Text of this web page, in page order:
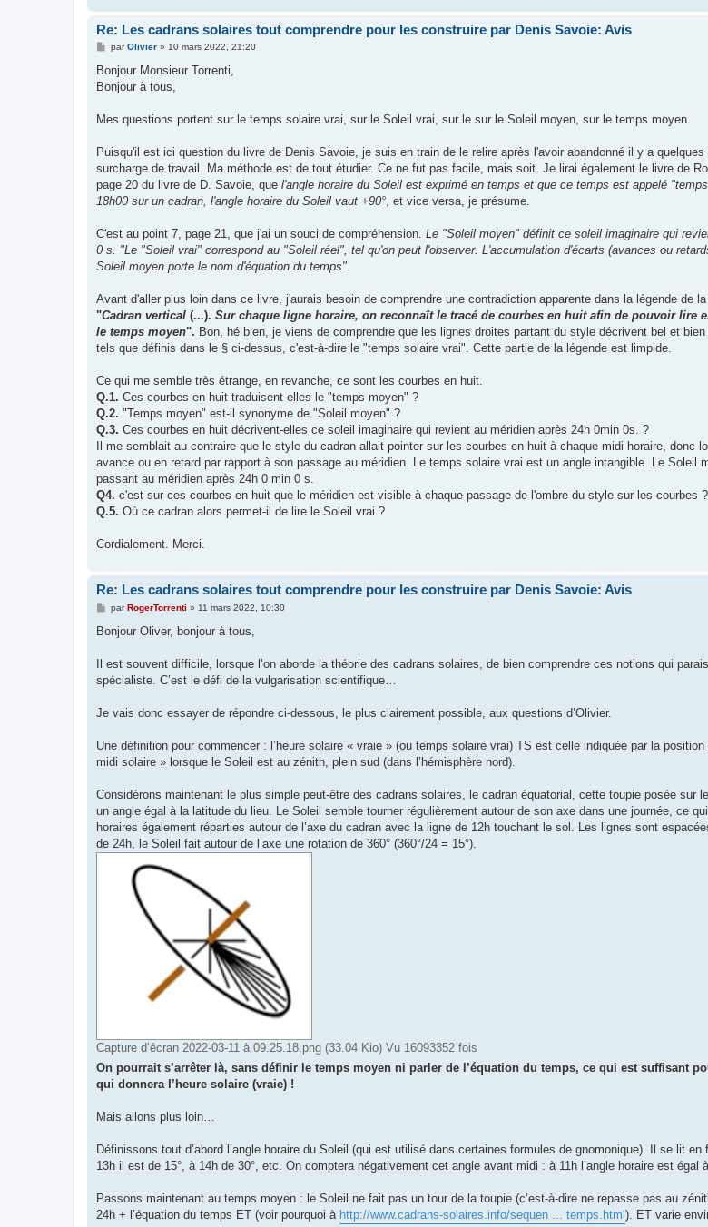
Re: Les cadrans solaires tout comprendre pour les construire par Denis Savoie: Avis
M
s
a
parOlivier» 10 mars 2022, 21:20
Bonjour Monsieur Torrenti,
Bonjour à tous,
Mes questions portent sur le temps solaire vrai, sur le Soleil vrai, sur le sur le Soleil moyen, sur le temps moyen.
Puisqu'il est ici question du livre de Denis Savoie, je suis en train de le relire après l'avoir abandonné il y a
surcharge de travail. Ma méthode est de tout étudier. Ce ne fut pas facile, mais soit. Je lirai également le livre de
page 20 du livre de D. Savoie, que l'angle horaire du Soleil est exprimé en temps et que ce temps est appelé
18h00 sur un cadran, l'angle horaire du Soleil vaut +90°, et vice versa, je présume.
C'est au point 7, page 21, que j'ai un souci de compréhension. Le "Soleil moyen" définit ce soleil imaginaire qui
0 s. "Le "Soleil vrai" correspond au "Soleil réel", tel qu'on peut l'observer. L'accumulation d'écarts (avances ou
Soleil moyen porte le nom d'équation du temps".
Avant d'aller plus loin dans ce livre, j'aurais besoin de comprendre une contradiction apparente dans la légende de
"Cadran vertical (...). Sur chaque ligne horaire, on reconnaît le tracé de courbes en huit afin de pouvoir lire
le temps moyen". Bon, hé bien, je viens de comprendre que les lignes droites partant du style décrivent bel et
tels que définis dans le § ci-dessus, c'est-à-dire le "temps solaire vrai". Cette partie de la légende est limpide.
Ce qui me semble très étrange, en revanche, ce sont les courbes en huit.
Q.1. Ces courbes en huit traduisent-elles le "temps moyen" ?
Q.2. "Temps moyen" est-il synonyme de "Soleil moyen" ?
Q.3. Ces courbes en huit décrivent-elles ce soleil imaginaire qui revient au méridien après 24h 0min 0s. ?
Il me semblait au contraire que le style du cadran allait pointer sur les courbes en huit à chaque midi horaire, donc
avance ou en retard par rapport à son passage au méridien. Le temps solaire vrai est un angle intangible. Le Soleil
passant au méridien après 24h 0 min 0 s.
Q4. c'est sur ces courbes en huit que le méridien est visible à chaque passage de l'ombre du style sur les courbes ?
Q.5. Où ce cadran alors permet-il de lire le Soleil vrai ?
Cordialement. Merci.
Re: Les cadrans solaires tout comprendre pour les construire par Denis Savoie: Avis
M
s
g
parRogerTorrenti » 11 mars 2022, 10:30
Bonjour Oliver, bonjour à tous,
Il est souvent difficile, lorsque l’on aborde la théorie des cadrans solaires, de bien comprendre ces notions qui
spécialiste. C’est le défi de la vulgarisation scientifique…
Je vais donc essayer de répondre ci-dessous, le plus clairement possible, aux questions d’Olivier.
Une définition pour commencer : l’heure solaire « vraie » (ou temps solaire vrai) TS est celle indiquée par la
midi solaire » lorsque le Soleil est au zénith, plein sud (dans l’hémisphère nord).
Considérons maintenant le plus simple peut-être des cadrans solaires, le cadran équatorial, cette toupie posée sur
un angle égal à la latitude du lieu. Le Soleil semble tourner régulièrement autour de son axe dans une journée, ce
horaires également réparties autour de l’axe du cadran avec la ligne de 12h touchant le sol. Les lignes sont
de 24h, le Soleil fait autour de l’axe une rotation de 360° (360°/24 = 15°).
Capture d’écran 2022-03-11 à 09.25.18.png (33.04 Kio) Vu 16093352 fois
On pourrait s’arrêter là, sans définir le temps moyen ni parler de l’équation du temps, ce qui est suffisant
qui donnera l’heure solaire (vraie) !
Mais allons plus loin…
Définissons tout d’abord l’angle horaire du Soleil (qui est utilisé dans certaines formules de gnomonique). Il se lit
13h il est de 15°, à 14h de 30°, etc. On comptera négativement cet angle avant midi : à 11h l’angle horaire est égal
Passons maintenant au temps moyen : le Soleil ne fait pas un tour de la toupie (c’est-à-dire ne repasse pas au
24h + l’équation du temps ET (voir pourquoi à http://www.cadrans-solaires.info/sequen ... temps.html). ET varie